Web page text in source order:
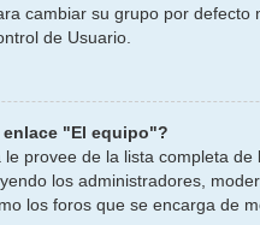
cambiar su grupo por defecto
de Usuario.
enlace "El equipo"?
le provee de la lista completa de
los administradores,
los foros que se encarga de